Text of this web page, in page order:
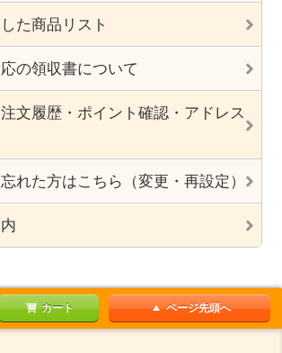
た商品リスト
の領収書について
文履歴・ポイント確認・アドレス
れた方はこちら（変更・再設定）
カート ページ先頭へ